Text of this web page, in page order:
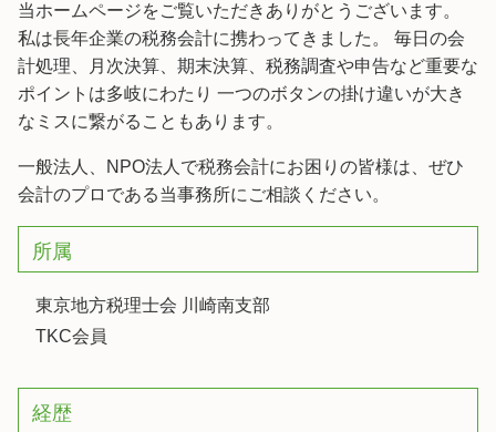
当ホームページをご覧いただきありがとうございます。
私は長年企業の税務会計に携わってきました。 毎日の会
計処理、月次決算、期末決算、税務調査や申告など重要な
ポイントは多岐にわたり 一つのボタンの掛け違いが大き
なミスに繋がることもあります。
一般法人、NPO法人で税務会計にお困りの皆様は、ぜひ
会計のプロである当事務所にご相談ください。
所属
東京地方税理士会 川崎南支部
TKC会員
経歴